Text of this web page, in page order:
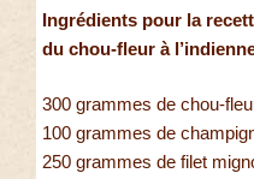
Ingrédients pour la
du chou-fleur à
300 grammes de chou-
100 grammes de
250 grammes de filet